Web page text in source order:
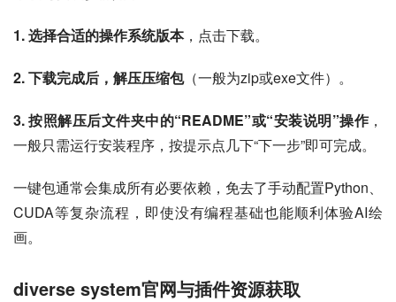
1. 选择合适的操作系统版本，点击下载。
2. 下载完成后，解压压缩包（一般为zip或exe文件）。
3. 按照解压后文件夹中的“README”或“安装说明”操作，
一般只需运行安装程序，按提示点几下“下一步”即可完成。
一键包通常会集成所有必要依赖，免去了手动配置Python、
CUDA等复杂流程，即使没有编程基础也能顺利体验AI绘
画。
diverse system官网与插件资源获取